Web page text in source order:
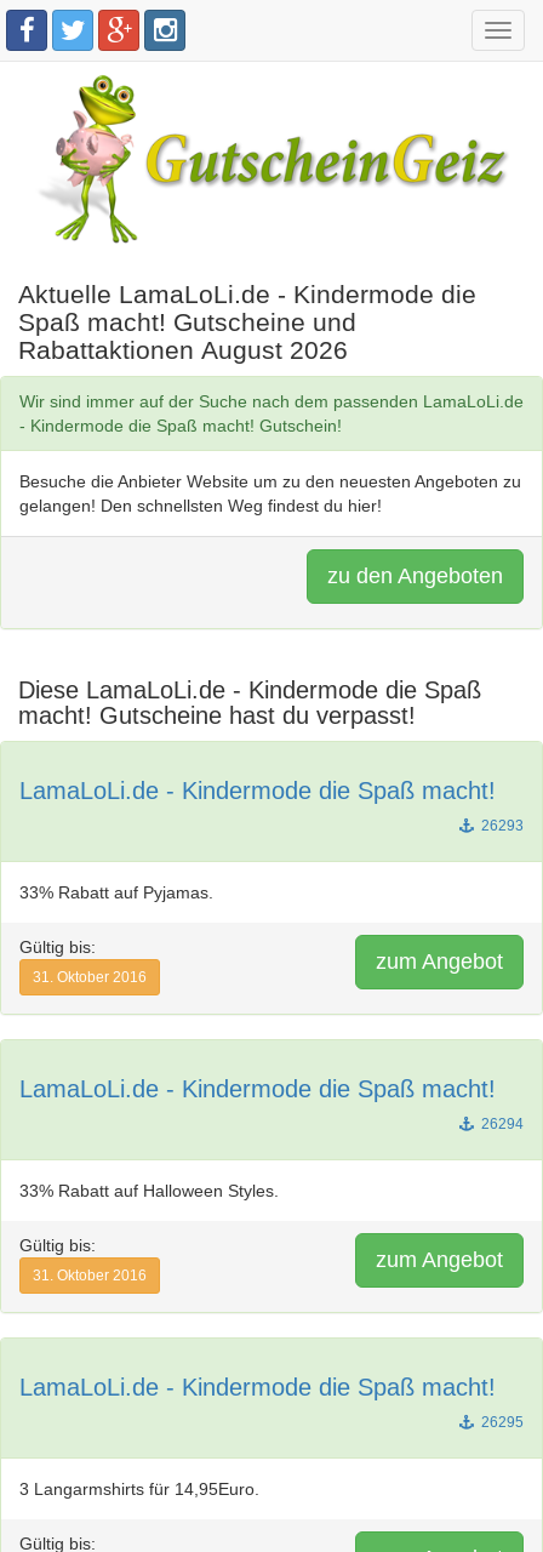
Aktuelle LamaLoLi.de - Kindermode die
Spaß macht! Gutscheine und
Rabattaktionen August 2026
Wir sind immer auf der Suche nach dem passenden LamaLoLi.de
- Kindermode die Spaß macht! Gutschein!
Besuche die Anbieter Website um zu den neuesten Angeboten zu
gelangen! Den schnellsten Weg findest du hier!
zu den Angeboten
Diese LamaLoLi.de - Kindermode die Spaß
macht! Gutscheine hast du verpasst!
LamaLoLi.de - Kindermode die Spaß macht!
26293
33% Rabatt auf Pyjamas.
Gültig bis:
31. Oktober 2016
zum Angebot
LamaLoLi.de - Kindermode die Spaß macht!
26294
33% Rabatt auf Halloween Styles.
Gültig bis:
31. Oktober 2016
zum Angebot
LamaLoLi.de - Kindermode die Spaß macht!
26295
3 Langarmshirts für 14,95Euro.
Gültig bis: